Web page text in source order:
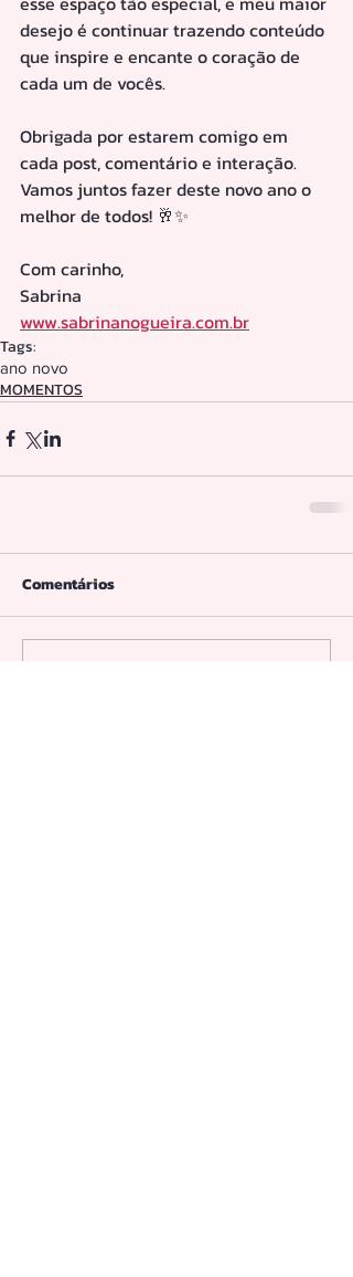
desejo é continuar trazendo conteúdo
que inspire e encante o coração de
cada um de vocês.
Obrigada por estarem comigo em
cada post, comentário e interação.
Vamos juntos fazer deste novo ano o
melhor de todos! 🥂✨
Com carinho,
Sabrina
www.sabrinanogueira.com.br
Tags:
ano novo
MOMENTOS
Comentários